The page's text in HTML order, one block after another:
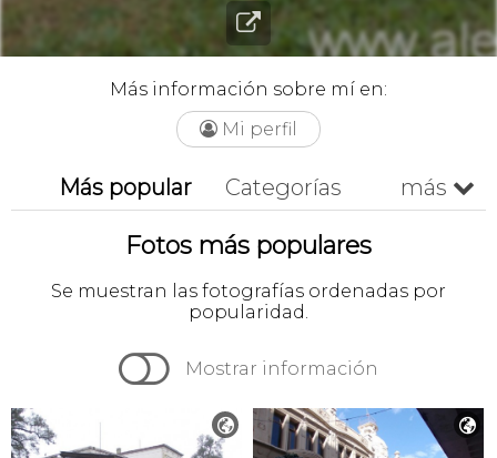

Más información sobre mí en:
 Mi perfil
Más popular
Categorías
Más recientes
Cronológico
más 
Fotos más populares
Se muestran las fotografías ordenadas por
popularidad.
 Mostrar información
 